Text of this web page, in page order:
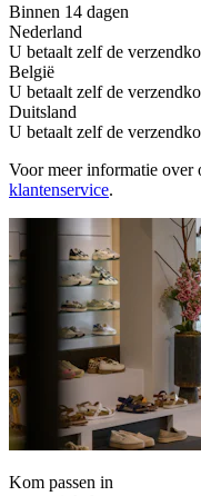
Binnen 14 dagen
Nederland
U betaalt zelf de
België
U betaalt zelf de
Duitsland
U betaalt zelf de
Voor meer informatie
klantenservice.
Kom passen in